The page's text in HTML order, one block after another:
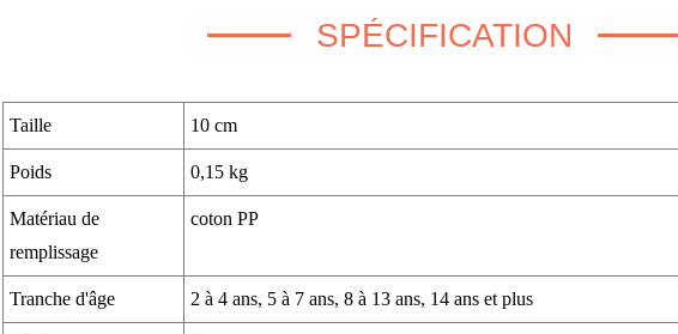
SPÉCIFICATION
Taille 10 cm
Poids 0,15 kg
Matériau de
remplissage
coton PP
Tranche d'âge 2 à 4 ans, 5 à 7 ans, 8 à 13 ans, 14 ans et plus